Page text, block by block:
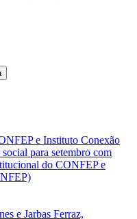
e Instituto Conexão
para setembro com
do CONFEP e
e Jarbas Ferraz,